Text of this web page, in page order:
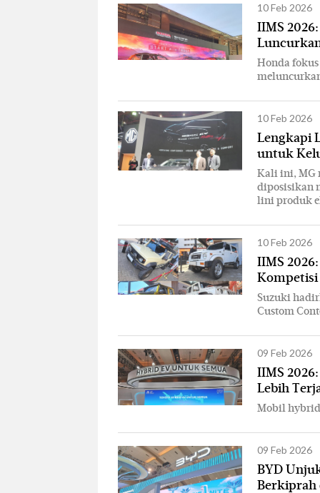
10 Feb 2026
IIMS
Honda
10 Feb 2026
Lengkapi
untuk
Kali ini, MG
diposisikan
lini produk
10 Feb 2026
IIMS
Kompetisi
Suzuki
Custom
09 Feb 2026
IIMS
Lebih
Mobil
09 Feb 2026
BYD
Berkiprah